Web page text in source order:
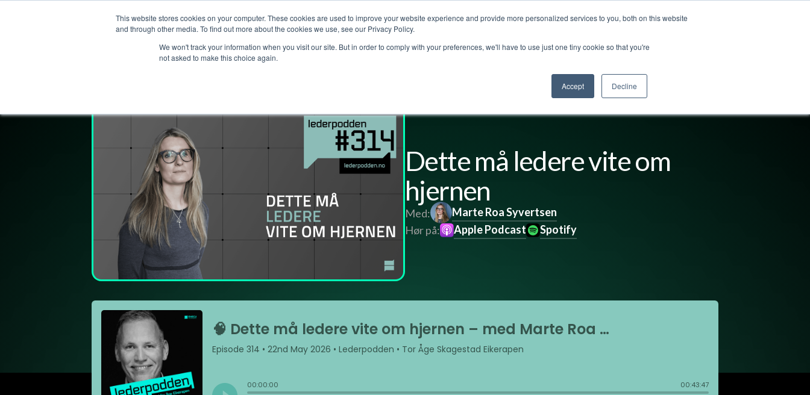
This website stores cookies on your computer. These cookies are used to improve your website experience and provide more personalized services to you, both on this website
and through other media. To find out more about the cookies we use, see our Privacy Policy.
We won't track your information when you visit our site. But in order to comply with your preferences, we'll have to use just one tiny cookie so that you're
not asked to make this choice again.
Accept Decline
Tjenester Kundehistorier Lederpodden Om oss Logg inn Kontakt oss
Dette må ledere vite om
hjernen
Med:
Marte Roa Syvertsen
Hør på:
Apple Podcast Spotify